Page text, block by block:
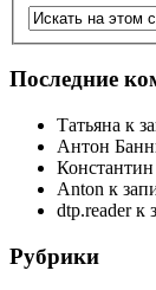
Последние
Татьяна к
Антон
Константин
Anton к
dtp.readerк
Рубрики